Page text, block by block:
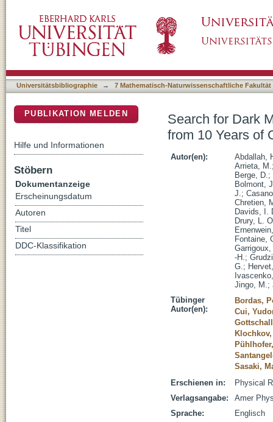
Observations with HESS
Universitätsbibliographie → 7 Mathematisch-Naturwissenschaftliche Fakultät
Search for Dark
from 10 Years of
Autor(en):
Abdallah,
Arrieta, M.
Berge, D.;
Bolmont,
J.;
Chretien,
Davids, I.
Drury, L.
Fontaine,
Garrigoux,
-H.;
G.;
Jingo, M.;
Tübinger
Autor(en):
Bordas,
Cui,
Sasaki,
Erschienen in:
Physical
Verlagsangabe:
Amer
Sprache:
Englisch
PUBLIKATION MELDEN
Hilfe und Informationen
Stöbern
Dokumentanzeige
Erscheinungsdatum
Autoren
Titel
DDC-Klassifikation